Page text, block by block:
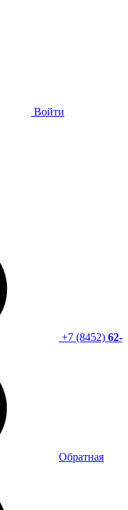
Войти
+7 (8452) 62-
Обратная